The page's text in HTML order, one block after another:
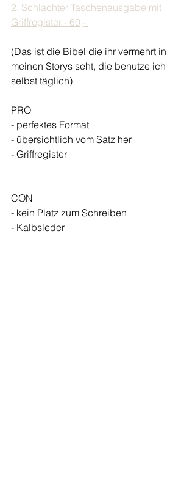
2. Schlachter Taschenausgabe mit
Griffregister - 60,-
(Das ist die Bibel die ihr vermehrt in
meinen Storys seht, die benutze ich
selbst täglich)
PRO
- perfektes Format
- übersichtlich vom Satz her
- Griffregister
CON
- kein Platz zum Schreiben
- Kalbsleder